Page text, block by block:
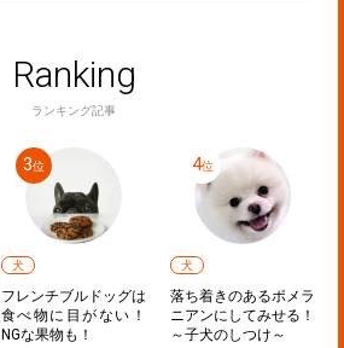
Ranking
ランキング記事
犬
フレンチブルドッグは
食べ物に目がない！
NGな果物も！
犬
落ち着きのあるポメラ
ニアンにしてみせる！
～子犬のしつけ～